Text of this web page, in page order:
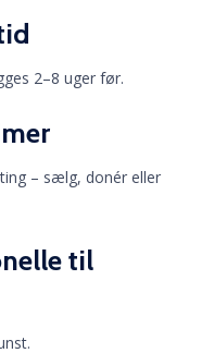
2–8 uger før.
– sælg, donér eller
til